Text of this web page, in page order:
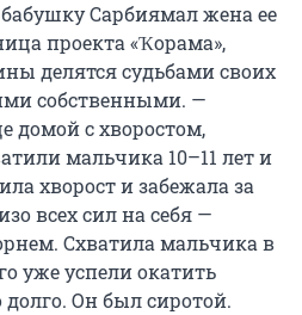
Сарбиямал жена ее
проекта «Ҡорама»,
делятся судьбами своих
собственными. —
домой с хворостом,
мальчика 10–11 лет и
хворост и забежала за
всех сил на себя —
Схватила мальчика в
уже успели окатить
Он был сиротой.